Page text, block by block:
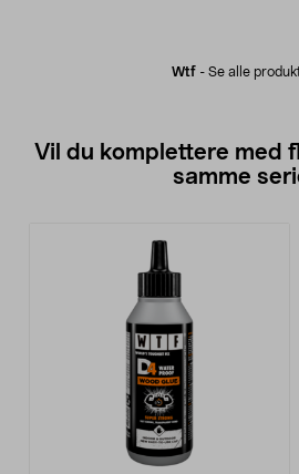
Wtf - Se alle
Vil du komplettere med
samme